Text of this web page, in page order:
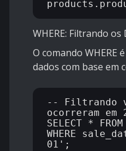
WHERE: Filtrando os
O comando WHERE
dados com base em
-- Filtrando
ocorreram em
SELECT *
WHERE
01';